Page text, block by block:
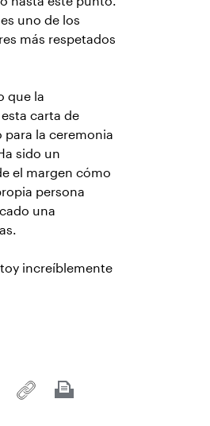
uno de los
más respetados
que la
carta de
la ceremonia
sido un
el margen cómo
persona
una
increíblemente